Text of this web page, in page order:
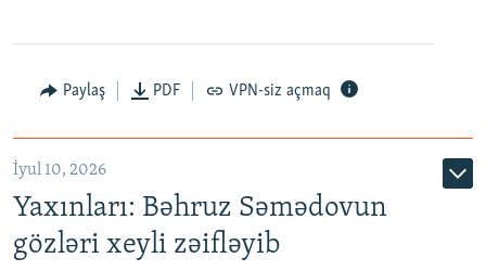
Paylaş PDF VPN-siz açmaq
İyul 10, 2026
Yaxınları: Bəhruz Səmədovun
gözləri xeyli zəifləyib